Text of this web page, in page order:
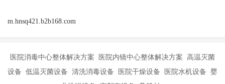
m.hnsq421.b2b168.com
医院消毒中心整体解决方案 医院内镜中心整体解决方案 高温灭菌
设备 低温灭菌设备 清洗消毒设备 医院干燥设备 医院水机设备 婴